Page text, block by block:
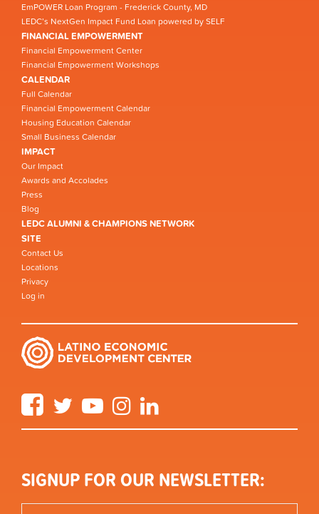
EmPOWER Loan Program - Frederick County, MD
LEDC’s NextGen Impact Fund Loan powered by SELF
FINANCIAL EMPOWERMENT
Financial Empowerment Center
Financial Empowerment Workshops
CALENDAR
Full Calendar
Financial Empowerment Calendar
Housing Education Calendar
Small Business Calendar
IMPACT
Our Impact
Awards and Accolades
Press
Blog
LEDC ALUMNI & CHAMPIONS NETWORK
SITE
Contact Us
Locations
Privacy
Log in
FacebookTwitter YouTube Instagram
SIGNUP FOR OUR NEWSLETTER: